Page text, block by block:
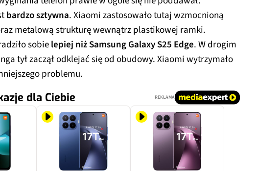
bardzo sztywna. Xiaomi zastosowało tutaj wzmocnioną
metalową strukturę wewnątrz plastikowej ramki.
sobielepiej niż Samsung Galaxy S25 Edge. W drogim
tył zaczął odklejać się od obudowy. Xiaomi wytrzymało
problemu.
dla Ciebie REKLAMA